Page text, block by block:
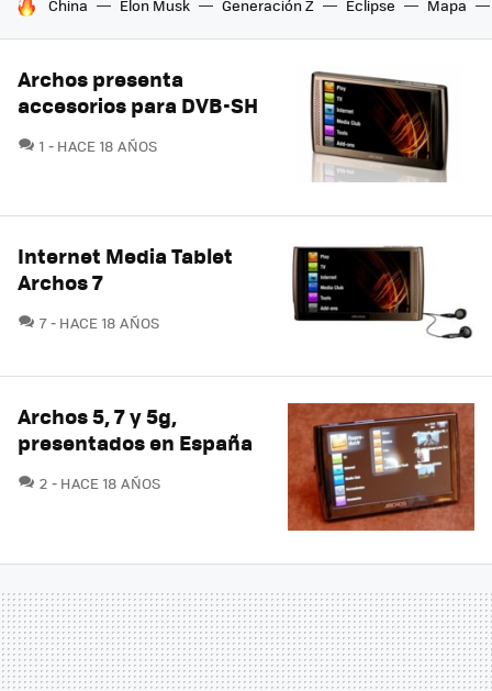
HOY SE HABLA DE
China Elon Musk Generación Z Eclipse Mapa
Archos presenta
accesorios para DVB-SH
1 COMENTARIOS
HACE 18 AÑOS
Internet Media Tablet
Archos 7
7COMENTARIOS
HACE 18 AÑOS
Archos 5, 7 y 5g,
presentados en España
2 COMENTARIOS
HACE 18 AÑOS